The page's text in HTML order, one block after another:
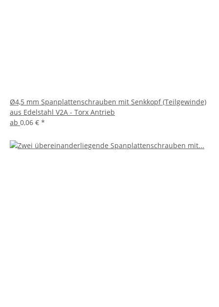
Ø4,5 mm Spanplattenschrauben mit Senkkopf (Teilgewinde)
aus Edelstahl V2A - Torx Antrieb
ab 0,06 € *